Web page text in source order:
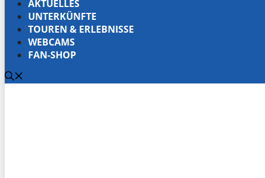
AKTUELLES
UNTERKÜNFTE
TOUREN & ERLEBNISSE
WEBCAMS
FAN-SHOP